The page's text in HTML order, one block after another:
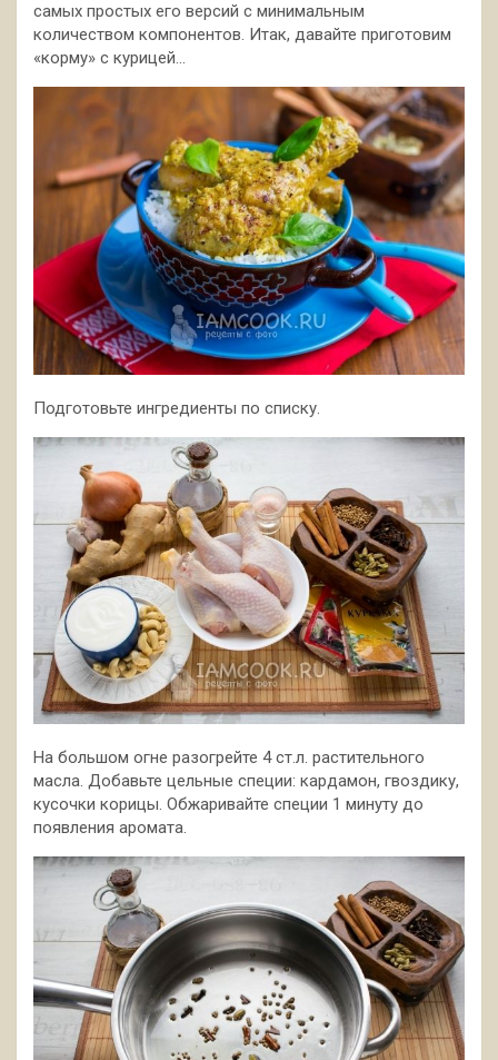
самых простых его версий с минимальным
количеством компонентов. Итак, давайте приготовим
«корму» с курицей…
Подготовьте ингредиенты по списку.
На большом огне разогрейте 4 ст.л. растительного
масла. Добавьте цельные специи: кардамон, гвоздику,
кусочки корицы. Обжаривайте специи 1 минуту до
появления аромата.